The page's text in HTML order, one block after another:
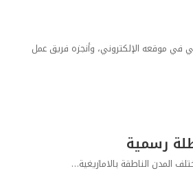
في موقعه الإلكتروني، وأنجزه فريق عمل
رسمية